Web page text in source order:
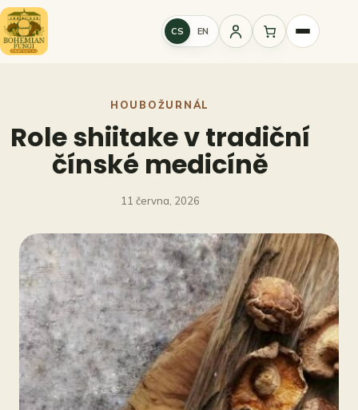
Přeskočit
na
obsah
CS EN
Přihlášení
HOUBOŽURNÁL
Role shiitake v tradiční
čínské medicíně
11 června, 2026